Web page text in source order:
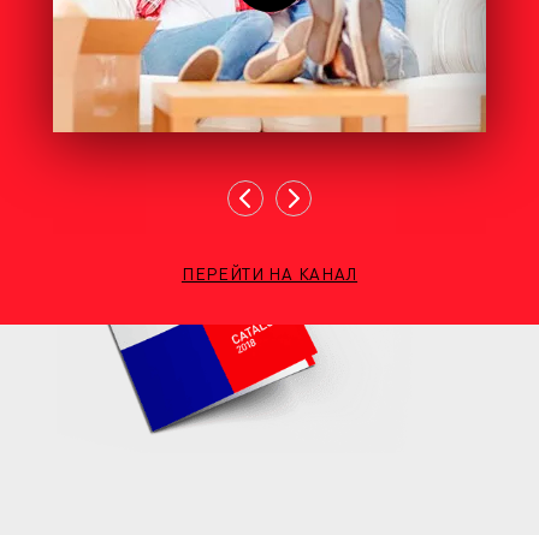
ПЕРЕЙТИ НА КАНАЛ